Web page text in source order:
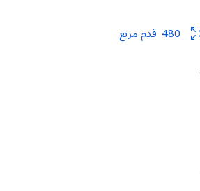
480 قدم مربع